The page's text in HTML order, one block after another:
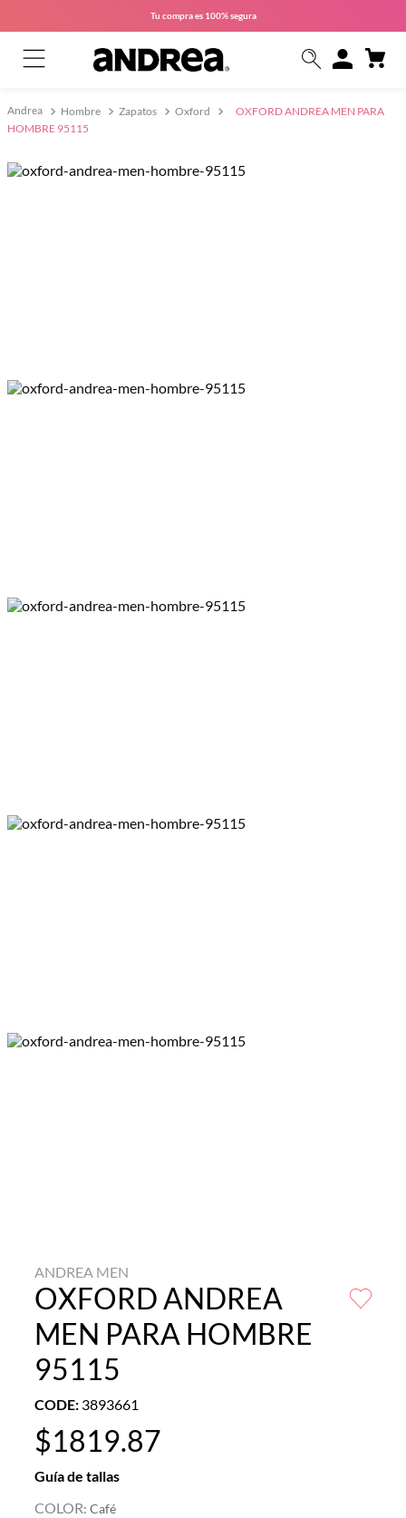
Tu compra es 100% segura
Hombre Zapatos Oxford
OXFORD ANDREA MEN PARA
HOMBRE 95115
ANDREA MEN
OXFORD ANDREA
MEN PARA HOMBRE
95115
CODE: 3893661
$1819.87
Guía de tallas
COLOR: Café